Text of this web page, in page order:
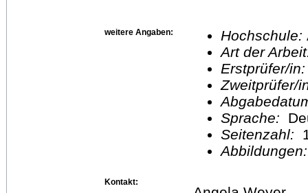
weitere Angaben: Hochschule:
Art der
Erstprüfer/
Sprache:
Seitenzahl:
Kontakt: